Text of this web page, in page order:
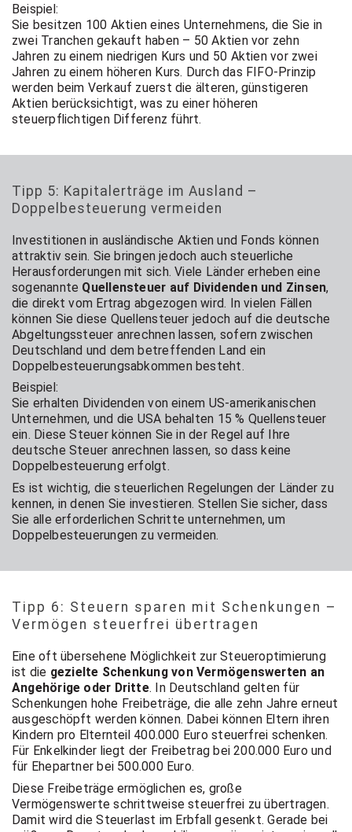
Beispiel:
Sie besitzen 100 Aktien eines Unternehmens, die Sie in
zwei Tranchen gekauft haben – 50 Aktien vor zehn
Jahren zu einem niedrigen Kurs und 50 Aktien vor zwei
Jahren zu einem höheren Kurs. Durch das FIFO-Prinzip
werden beim Verkauf zuerst die älteren, günstigeren
Aktien berücksichtigt, was zu einer höheren
steuerpflichtigen Differenz führt.
Tipp 5: Kapitalerträge im Ausland –
Doppelbesteuerung vermeiden
Investitionen in ausländische Aktien und Fonds können
attraktiv sein. Sie bringen jedoch auch steuerliche
Herausforderungen mit sich. Viele Länder erheben eine
sogenannte Quellensteuer auf Dividenden und Zinsen,
die direkt vom Ertrag abgezogen wird. In vielen Fällen
können Sie diese Quellensteuer jedoch auf die deutsche
Abgeltungssteuer anrechnen lassen, sofern zwischen
Deutschland und dem betreffenden Land ein
Doppelbesteuerungsabkommen besteht.
Beispiel:
Sie erhalten Dividenden von einem US-amerikanischen
Unternehmen, und die USA behalten 15 % Quellensteuer
ein. Diese Steuer können Sie in der Regel auf Ihre
deutsche Steuer anrechnen lassen, so dass keine
Doppelbesteuerung erfolgt.
Es ist wichtig, die steuerlichen Regelungen der Länder zu
kennen, in denen Sie investieren. Stellen Sie sicher, dass
Sie alle erforderlichen Schritte unternehmen, um
Doppelbesteuerungen zu vermeiden.
Tipp 6: Steuern sparen mit Schenkungen –
Vermögen steuerfrei übertragen
Eine oft übersehene Möglichkeit zur Steueroptimierung
ist die gezielte Schenkung von Vermögenswerten an
Angehörige oder Dritte. In Deutschland gelten für
Schenkungen hohe Freibeträge, die alle zehn Jahre erneut
ausgeschöpft werden können. Dabei können Eltern ihren
Kindern pro Elternteil 400.000 Euro steuerfrei schenken.
Für Enkelkinder liegt der Freibetrag bei 200.000 Euro und
für Ehepartner bei 500.000 Euro.
Diese Freibeträge ermöglichen es, große
Vermögenswerte schrittweise steuerfrei zu übertragen.
Damit wird die Steuerlast im Erbfall gesenkt. Gerade bei